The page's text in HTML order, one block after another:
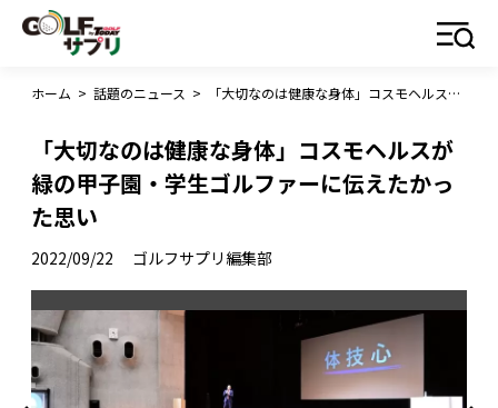
ホーム > 話題のニュース > 「大切なのは健康な身体」コスモヘルスが緑の甲子園・学生ゴルファーに伝えたかった思い
「大切なのは健康な身体」コスモヘルスが
緑の甲子園・学生ゴルファーに伝えたかっ
た思い
2022/09/22 ゴルフサプリ編集部